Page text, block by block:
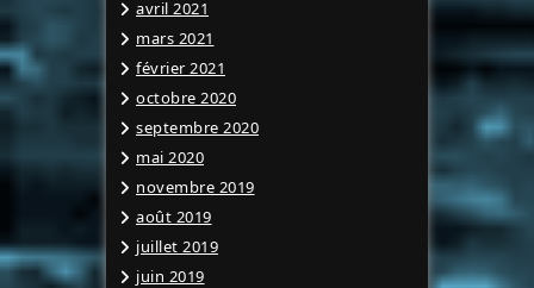
avril 2021
mars 2021
février 2021
octobre 2020
septembre 2020
mai 2020
novembre 2019
août 2019
juillet 2019
juin 2019